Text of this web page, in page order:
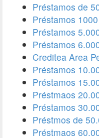
Préstamos de
Préstamos
Préstamos
Préstamos
Creditea Area
Préstamos
Préstamos
Préstmaos
Préstamos
Préstmos de
Préstmaos